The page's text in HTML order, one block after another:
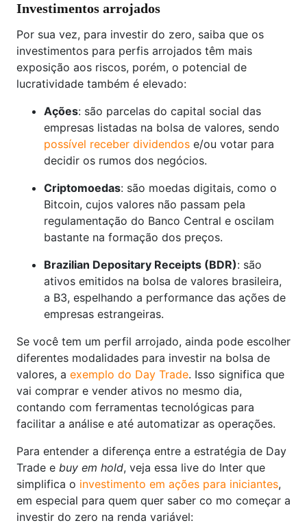
Investimentos arrojados
Por sua vez, para investir do zero, saiba que os
investimentos para perfis arrojados têm mais
exposição aos riscos, porém, o potencial de
lucratividade também é elevado:
Ações: são parcelas do capital social das
empresas listadas na bolsa de valores, sendo
possível receber dividendos e/ou votar para
decidir os rumos dos negócios.
Criptomoedas: são moedas digitais, como o
Bitcoin, cujos valores não passam pela
regulamentação do Banco Central e oscilam
bastante na formação dos preços.
Brazilian Depositary Receipts (BDR): são
ativos emitidos na bolsa de valores brasileira,
a B3, espelhando a performance das ações de
empresas estrangeiras.
Se você tem um perfil arrojado, ainda pode escolher
diferentes modalidades para investir na bolsa de
valores, a exemplo do Day Trade. Isso significa que
vai comprar e vender ativos no mesmo dia,
contando com ferramentas tecnológicas para
facilitar a análise e até automatizar as operações.
Para entender a diferença entre a estratégia de Day
Trade e buy em hold, veja essa live do Inter que
simplifica o investimento em ações para iniciantes,
em especial para quem quer saber co mo começar a
investir do zero na renda variável: